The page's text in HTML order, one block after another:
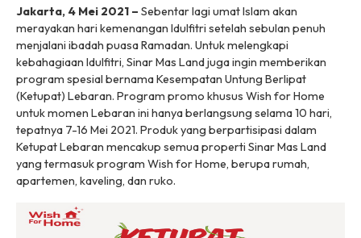
Jakarta, 4 Mei 2021 – Sebentar lagi umat Islam akan
merayakan hari kemenangan Idulfitri setelah sebulan penuh
menjalani ibadah puasa Ramadan. Untuk melengkapi
kebahagiaan Idulfitri, Sinar Mas Land juga ingin memberikan
program spesial bernama Kesempatan Untung Berlipat
(Ketupat) Lebaran. Program promo khusus Wish for Home
untuk momen Lebaran ini hanya berlangsung selama 10 hari,
tepatnya 7-16 Mei 2021. Produk yang berpartisipasi dalam
Ketupat Lebaran mencakup semua properti Sinar Mas Land
yang termasuk program Wish for Home, berupa rumah,
apartemen, kaveling, dan ruko.